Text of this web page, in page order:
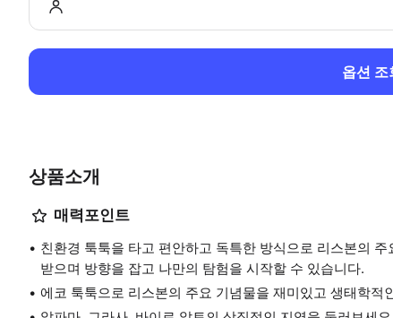
옵션 조
상품소개
매력포인트
친환경 툭툭을 타고 편안하고 독특한 방식으로 리스본의
받으며 방향을 잡고 나만의 탐험을 시작할 수 있습니다.
에코 툭툭으로 리스본의 주요 기념물을 재미있고 생태학적